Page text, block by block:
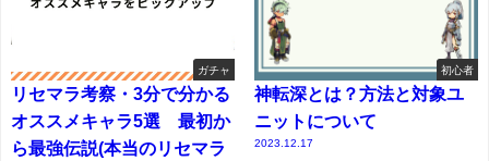
ガチャ
リセマラ考察・3分で分かる
オススメキャラ5選 最初か
ら最強伝説(本当のリセマラ
初心者
神転深とは？方法と対象ユ
ニットについて
2023.12.17